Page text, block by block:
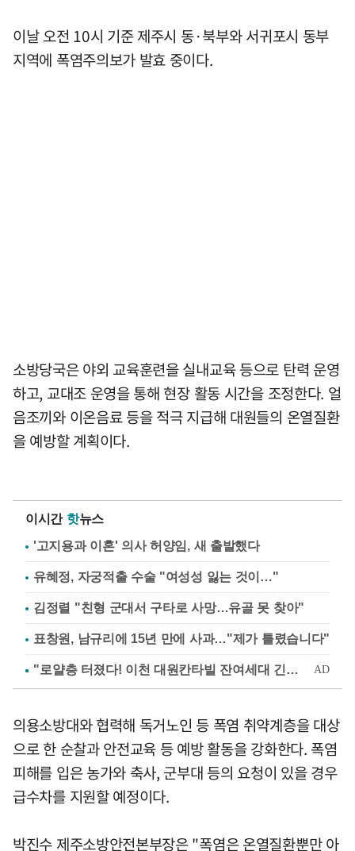
이날 오전 10시 기준 제주시 동·북부와 서귀포시 동부
지역에 폭염주의보가 발효 중이다.
소방당국은 야외 교육훈련을 실내교육 등으로 탄력 운영
하고, 교대조 운영을 통해 현장 활동 시간을 조정한다. 얼
음조끼와 이온음료 등을 적극 지급해 대원들의 온열질환
을 예방할 계획이다.
이시간 핫뉴스
'고지용과 이혼' 의사 허양임, 새 출발했다
유혜정, 자궁적출 수술 "여성성 잃는 것이…"
김정렬 "친형 군대서 구타로 사망…유골 못 찾아"
표창원, 남규리에 15년 만에 사과…"제가 틀렸습니다"
의용소방대와 협력해 독거노인 등 폭염 취약계층을 대상
으로 한 순찰과 안전교육 등 예방 활동을 강화한다. 폭염
피해를 입은 농가와 축사, 군부대 등의 요청이 있을 경우
급수차를 지원할 예정이다.
박진수 제주소방안전본부장은 "폭염은 온열질환뿐만 아